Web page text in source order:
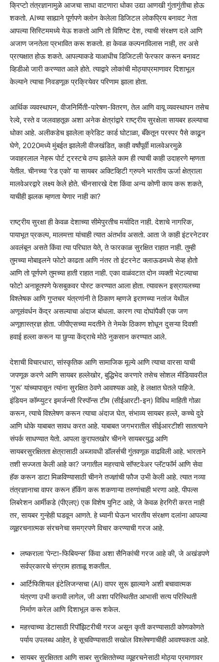
क्रिप्टो तंत्रज्ञानामुळे आजचा साधा वाटणारा धोका उद्या आणखी गुंतागुंतीचा होऊ
शकतो. AIच्या साह्याने पूर्णपणे क्लोन केलेला डिजिटल लोकप्रिय बनावट नेता
आपल्या सिस्टिममध्ये येऊ शकतो आणि तो विशिष्ट देश, त्याची संरक्षण दले आणि
अजाण जनतेला प्रभावित करू शकतो. हा केवळ कल्पनाविलास नाही, तर असे
प्रत्यक्षात होऊ शकते. आपल्याकडे याआधीच डिजिटली फेरफार करून बनावट
व्हिडीओ जारी करण्यात आले होते. त्याद्वारे लोकांची मोठ्याप्रमाणावर दिशाभूल
केल्याने त्याचा निवडणूक प्रक्रियेवर परिणाम झाला होता.
आर्थिक व्यवस्थापन, वीजनिर्मिती-पारेषण-वितरण, तेल आणि वायू व्यवस्थापन तसेच
रेल्वे, रस्ते व जलवाहतूक अशा अनेक क्षेत्रांद्वारे राष्ट्रीय सुरक्षेला सायबर हल्ल्याचा
धोका आहे. अलीकडेच झालेला क्रेडिट कार्ड घोटाळा, बँकेतून परस्पर पैसे काढून
घेणे, 2020मध्ये मुंबईत झालेली वीजखंडित, काही वर्षांपूर्वी मालवेअरमुळे
जवाहरलाल नेहरू पोर्ट ट्रस्टचे ठप्प झालेले काम ही त्याची काही उदाहरणे म्हणता
येतील. चीनच्या ‘रेड एको’ या सायबर अक्टिव्हिटी ग्रुपने भारतीय ऊर्जा क्षेत्राला
मालवेअरद्वारे लक्ष्य केले होते. चीनसारखे देश किंवा अन्य कोणी काय करू शकते,
याचीही झलक म्हणता येणार नाही का?
राष्ट्रीय सुरक्षा ही केवळ देशाच्या सीमेपुरतीच मर्यादित नाही. देशाचे नागरिक,
पायाभूत प्रकल्प, मालमत्ता यांचाही त्यात अंतर्भाव असतो. आता जे काही इंटरनेटवर
अवलंबून असते किंवा त्या परिघात येते, ते फारकाळ सुरक्षित राहात नाही. तुम्ही
तुमच्या मोबाइलने फोटो काढता आणि नंतर तो इंटरनेट क्लाऊडमध्ये सेव्ह होतो
आणि तो पूर्णपणे तुमच्या हाती राहात नाही. एका वाळंवटात दोन व्यक्ती भेटल्याचा
फोटो अनाहूतपणे फेसबुकवर पोस्ट करण्यात आला होता. त्यावरून इस्रायलच्या
विश्लेषक आणि गुप्तचर यंत्रणांनी ते ठिकाण म्हणजे इराणच्या नतांज येथील
अणूसंवर्धन केंद्र असल्याचा अंदाज बांधला. कारण त्या दोघांपैकी एक जण
अणूशास्त्रज्ञ होता. जीपीएसच्या मदतीने ते नेमके ठिकाण शोधून दुसऱ्या दिवशी
हवाई हल्ला करून या छुप्या केंद्राचे मोठे नुकसान करण्यात आले.
देशाची विचारधारा, सांस्कृतिक आणि सामाजिक मूल्ये आणि त्याचा वारसा याची
जपणूक करणे आणि सायबर हल्लेखोर, बुद्धिभेद करणारे तसेच सोशल मीडियावरील
‘गुरू’ यांच्यापासून त्यांना सुरक्षित ठेवणे आवश्यक आहे, हे लक्षात घेतले पाहिजे.
इंडियन कॉम्प्युटर इमर्जन्सी रिस्पॉन्स टीम (सीईआरटी-इन) विविध माहिती गोळा
करून, त्याचे विश्लेषण करून त्याचा अंदाज घेत, संभाव्य सायबर हल्ले, कच्चे दुवे
आणि धोके याबाबत सावध करत आहे. याबाबत जगभरातील सीईआरटीशी सातत्याने
संपर्क साधण्यात येतो. आपला कुरापतखोर चीनने सायबरयुद्ध आणि
सायबरसुरक्षितता क्षेत्रासाठी अब्जावधी डॉलर्सची गुंतवणूक वाढविली आहे. भारताने
तशी सज्जता केली आहे का? जगातील महत्त्वाचे सॉफ्टवेअर प्लॅटफॉर्म आणि सेवा
हॅक करून डाटा मिळविण्यासाठी चीनने तज्ज्ञांची फौज उभी केली आहे. त्यात नव्या
तंत्रज्ञानाचा वापर करून हॅकिंग करू शकणाऱ्या तरुणांचाही भरणा आहे. पीपल्स
लिबरेशन आर्मीकडे (पीएलए) एक विशेष युनिट आहे, जे केवळ हेरगिरी करत नाही
तर, सायबर गुन्हेही घडवून आणते. हे ध्यानी घेऊन भारतीय संरक्षण दलांना आपल्या
व्यूहरचनात्मक संरचनेचा समग्रपणे विचार करण्याची गरज आहे.
लष्कराला ‘पेन्टा-फिबियन्स’ किंवा अशा सैनिकांची गरज आहे की, जे अखंडपणे
सर्वप्रकारचे संग्राम हाताळू शकतील.
आर्टिफिशियल इंटेलिजन्सचा (AI) वापर सुरू झाल्याने अशी बचावात्मक
यंत्रणा उभी करावी लागेल, जी अशा परिस्थितीत आभासी सत्य परिस्थिती
निर्माण करेल आणि दिशाभूल करू शकेल.
महत्त्वाच्या डेटासाठी रिपॉझिटरीची गरज असून कृती करण्यासाठी कोणकोणते
पर्याय उपलब्ध आहेत, हे सूचविण्यासाठी सखोल विश्लेषणाचीही आवश्यकता आहे.
सायबर सुरक्षितता आणि साबर सुरक्षिततेच्या व्यूहरचनेसाठी मोठ्या प्रमाणावर